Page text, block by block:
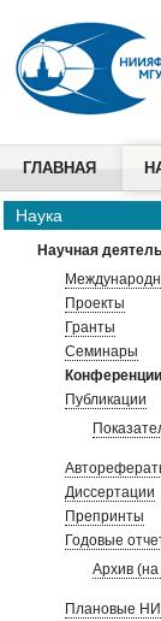
ГЛАВНАЯ
Наука
Научная
Проекты
Гранты
Семинары
Конференции
Публикации
Диссертации
Препринты
Годовые
Архив
Плановые